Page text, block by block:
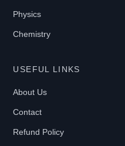
Physics
Chemistry
USEFUL LINKS
About Us
Contact
Refund Policy